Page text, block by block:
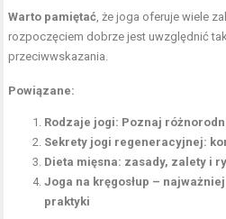
Warto pamiętać , że joga oferuje wiele
rozpoczęciem dobrze jest uwzględnić
przeciwwskazania.
Powiązane:
Rodzaje jogi: Poznaj
Sekrety jogi regeneracyjnej:
Dieta mięsna: zasady, zalety i
Joga na kręgosłup –
praktyki